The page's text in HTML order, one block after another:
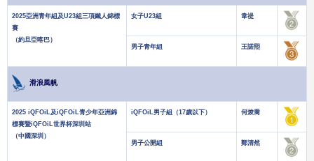
2025亞洲青年組及U23組三項鐵人錦標
賽
（約旦亞喀巴）
女子U23組 韋禔
男子青年組 王諾熙
滑浪風帆
2025 iQFOiL及iQFOiL青少年亞洲錦
標賽暨iQFOiL世界杯深圳站
（中國深圳）
iQFOiL男子組（17歲以下） 何焌喬
男子公開組 鄭清然